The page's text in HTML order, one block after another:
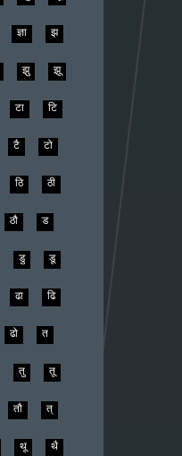
ज्ञा झ
झु झू
टा टि
टै टो
ठि ठी
ठौ ड
डु डू
ढा ढि
ढो त
तु तू
तौ त्
थू थै